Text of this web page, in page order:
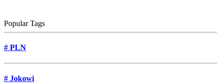
Popular Tags
# PLN
# Jokowi